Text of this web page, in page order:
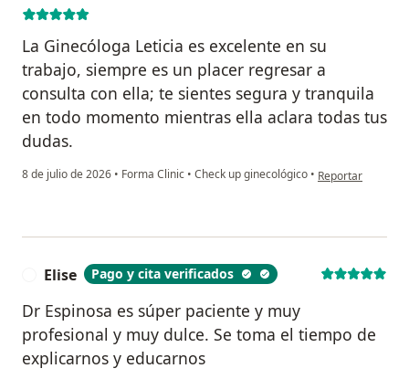
La Ginecóloga Leticia es excelente en su
trabajo, siempre es un placer regresar a
consulta con ella; te sientes segura y tranquila
en todo momento mientras ella aclara todas tus
dudas.
8 de julio de 2026 • Forma Clinic • Check up ginecológico • en opinión del
Reportar
Elise Pago y cita verificados
Dr Espinosa es súper paciente y muy
profesional y muy dulce. Se toma el tiempo de
explicarnos y educarnos